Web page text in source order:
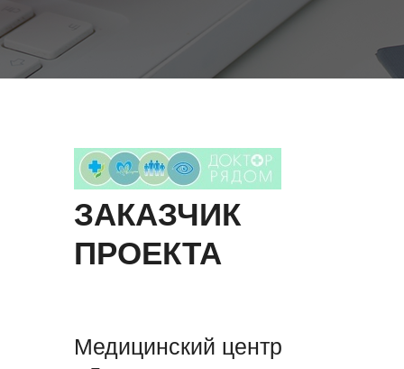
ЗАКАЗЧИК
ПРОЕКТА
Медицинский центр